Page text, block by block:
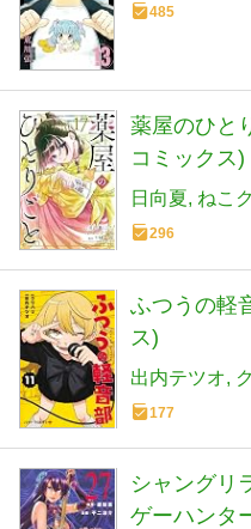
485
薬屋のひと
コミックス)
日向夏 ねこ
296
ふつうの軽
ス)
出内テツオ
177
シャングリ
ゲーハンタ